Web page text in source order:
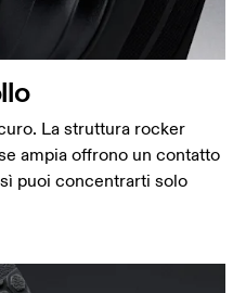
La struttura rocker
ampia offrono un contatto
puoi concentrarti solo